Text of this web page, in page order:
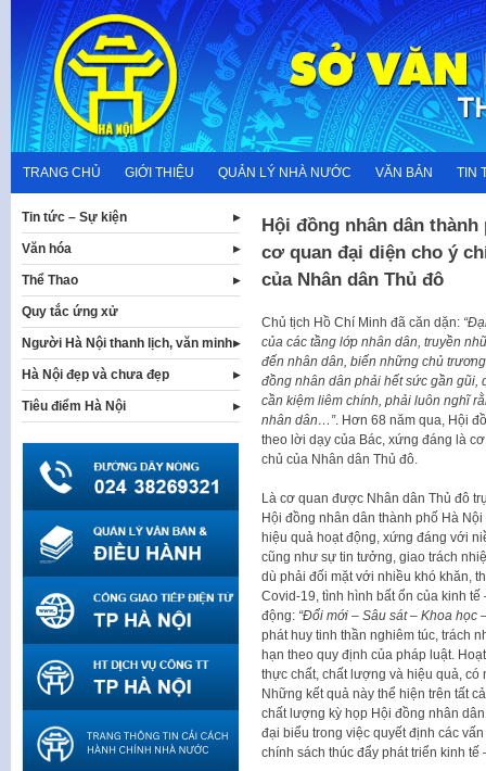
content
TRANG CHỦ GIỚI THIỆU QUẢN LÝ NHÀ NƯỚC VĂN BẢN TIN
Hội đồng nhân dân
cơ quan đại diện cho ý
của Nhân dân Thủ đô
Chủ tịch Hồ Chí Minh đã căn dặn:
của các tầng lớp nhân dân, truyền
đến nhân dân, biến những chủ
đồng nhân dân phải hết sức gần gũi,
cần kiệm liêm chính, phải luôn nghĩ
nhân dân…”. Hơn 68 năm qua, Hội
theo lời dạy của Bác, xứng đáng là
chủ của Nhân dân Thủ đô.
Là cơ quan được Nhân dân Thủ đô
Hội đồng nhân dân thành phố Hà
hiệu quả hoạt động, xứng đáng với
cũng như sự tin tưởng, giao trách
dù phải đối mặt với nhiều khó khăn,
Covid-19, tình hình bất ổn của kinh
động: “Đổi mới – Sâu sát – Khoa học
phát huy tinh thần nghiêm túc, trách
hạn theo quy định của pháp luật.
thực chất, chất lượng và hiệu quả,
Những kết quả này thể hiện trên tất
chất lượng kỳ họp Hội đồng nhân
đại biểu trong việc quyết định các
chính sách thúc đẩy phát triển kinh
Tin tức – Sự kiện
Văn hóa
Thể Thao
Quy tắc ứng xử
Người Hà Nội thanh lịch, văn minh
Hà Nội đẹp và chưa đẹp
Tiêu điểm Hà Nội